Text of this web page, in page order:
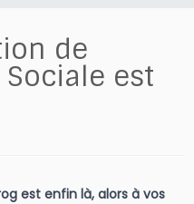
de
Sociale est
est enfin là, alors à vos